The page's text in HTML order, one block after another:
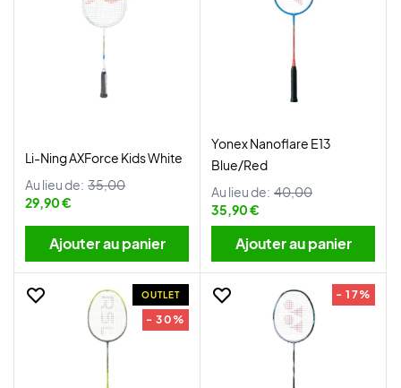
Li-Ning AXForce Kids White
Au lieu de: 35,00
29,90 €
Ajouter au panier
Yonex Nanoflare E13
Blue/Red
Au lieu de: 40,00
35,90 €
Ajouter au panier
OUTLET
- 30%
- 17%